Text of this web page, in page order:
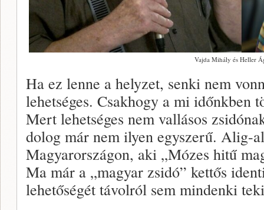
Vajda Mihály és Heller
Ha ez lenne a helyzet, senki nem
lehetséges. Csakhogy a mi időnkben
Mert lehetséges nem vallásos
dolog már nem ilyen egyszerű. Alig-
Magyarországon, aki „Mózes hitű
Ma már a „magyar zsidó” kettős
lehetőségét távolról sem mindenki